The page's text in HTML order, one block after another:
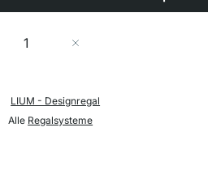
Menge
LIUM - Designregal
Alle Regalsysteme